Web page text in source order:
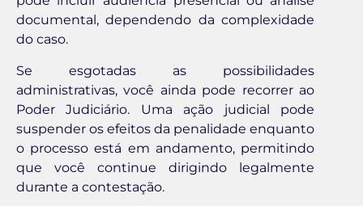
documental, dependendo da complexidade
do caso.
Se esgotadas as possibilidades
administrativas, você ainda pode recorrer ao
Poder Judiciário. Uma ação judicial pode
suspender os efeitos da penalidade enquanto
o processo está em andamento, permitindo
que você continue dirigindo legalmente
durante a contestação.